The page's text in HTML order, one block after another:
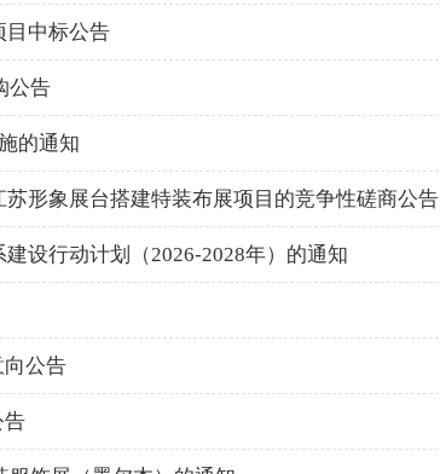
目中标公告
公告
的通知
形象展台搭建特装布展项目的竞争性磋商公告
设行动计划（2026-2028年）的通知
向公告
告